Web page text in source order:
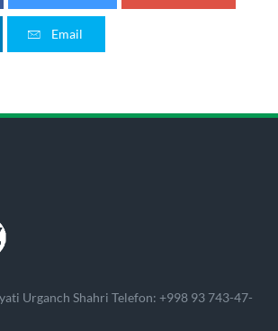
Email
Urganch Shahri Telefon: +998 93 743-47-